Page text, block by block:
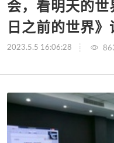
会，看明天的
日之前的世界
2023.5.5 16:06:28